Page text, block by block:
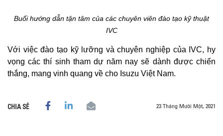
Buổi hướng dẫn tận tâm của các chuyên viên đào tạo kỹ thuật
IVC
Với việc đào tạo kỹ lưỡng và chuyên nghiệp của IVC, hy
vọng các thí sinh tham dự năm nay sẽ dành được chiến
thắng, mang vinh quang về cho Isuzu Việt Nam.
CHIA SẺ 23 Tháng Mười Một, 2021